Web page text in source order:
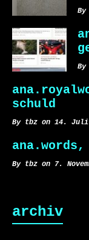
schuld
By tbz on 14. Juli
By tbz on 7.
archiv